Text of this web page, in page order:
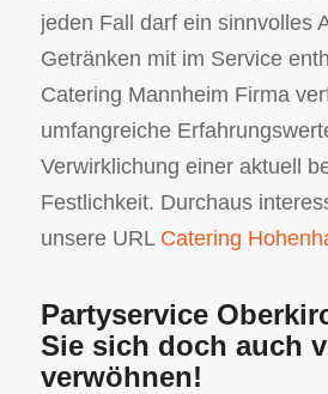
jeden Fall darf ein sinnvolles
Getränken mit im Service
Catering Mannheim Firma
umfangreiche
Verwirklichung einer aktuell
Festlichkeit. Durchaus
unsere URL Catering
Partyservice
Sie sich doch auch
verwöhnen!